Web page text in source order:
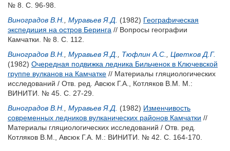
№ 8. С. 96-98.
Виноградов В.Н.
Муравьев Я.Д. (1982) Географическая
экспедиция на остров Беринга // Вопросы географии
Камчатки. № 8. С. 112.
Виноградов В.Н.
Муравьев Я.Д. Тюфлин А.С.
Цветков Д.Г.
(1982) Очередная подвижка ледника Бильченок в Ключевской
группе вулканов на Камчатке // Материалы гляциологических
исследований / Отв. ред. Авсюк Г.А. Котляков В.М.
М.:
ВИНИТИ. № 45. С. 27-29.
Виноградов В.Н.
Муравьев Я.Д. (1982) Изменчивость
современных ледников вулканических районов Камчатки //
Материалы гляциологических исследований / Отв. ред.
Котляков В.М.
Авсюк Г.А. М.: ВИНИТИ. № 42. С. 164-170.